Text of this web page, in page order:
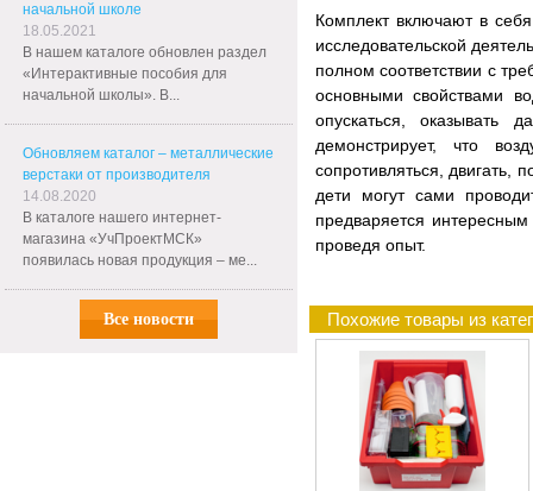
начальной школе
18.05.2021
В нашем каталоге обновлен раздел
«Интерактивные пособия для
начальной школы». В...
Обновляем каталог – металлические
верстаки от производителя
14.08.2020
В каталоге нашего интернет-
магазина «УчПроектМСК»
появилась новая продукция – ме...
Все новости
Комплект включают в
исследовательской
полном соответствии с
основными свойствами
опускаться,
демонстрирует, что
сопротивляться, двигать,
дети могут сами
предваряется
проведя опыт.
Похожие товары из